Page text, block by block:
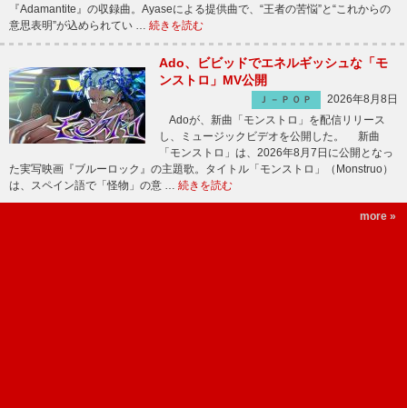
『Adamantite』の収録曲。Ayaseによる提供曲で、“王者の苦悩”と“これからの
意思表明”が込められてい … 続きを読む
Ado、ビビッドでエネルギッシュな「モ
ンストロ」MV公開
Ｊ－ＰＯＰ
2026年8月8日
Adoが、新曲「モンストロ」を配信リリース
し、ミュージックビデオを公開した。 新曲
「モンストロ」は、2026年8月7日に公開となっ
た実写映画『ブルーロック』の主題歌。タイトル「モンストロ」（Monstruo）
は、スペイン語で「怪物」の意 … 続きを読む
more »